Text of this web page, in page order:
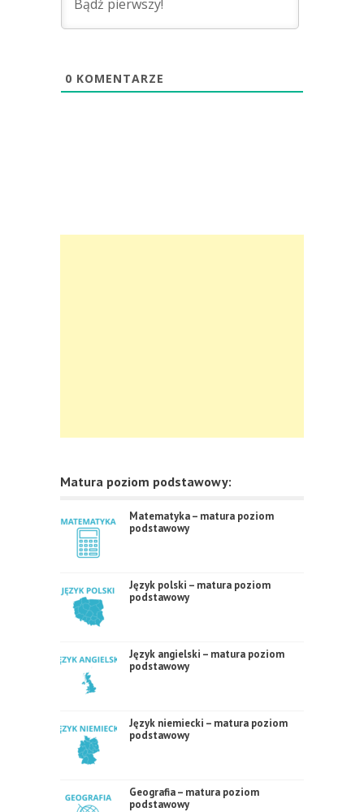
0 KOMENTARZE
Matura poziom podstawowy:
Matematyka – matura poziom
podstawowy
Język polski – matura poziom
podstawowy
Język angielski – matura poziom
podstawowy
Język niemiecki – matura poziom
podstawowy
Geografia – matura poziom
podstawowy